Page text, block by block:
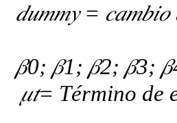
𝑑𝑢𝑚𝑚𝑦= 𝑐𝑎𝑚𝑏𝑖𝑜
𝛽0;𝛽1;𝛽2;𝛽3;𝛽
𝜇𝑡= Término de